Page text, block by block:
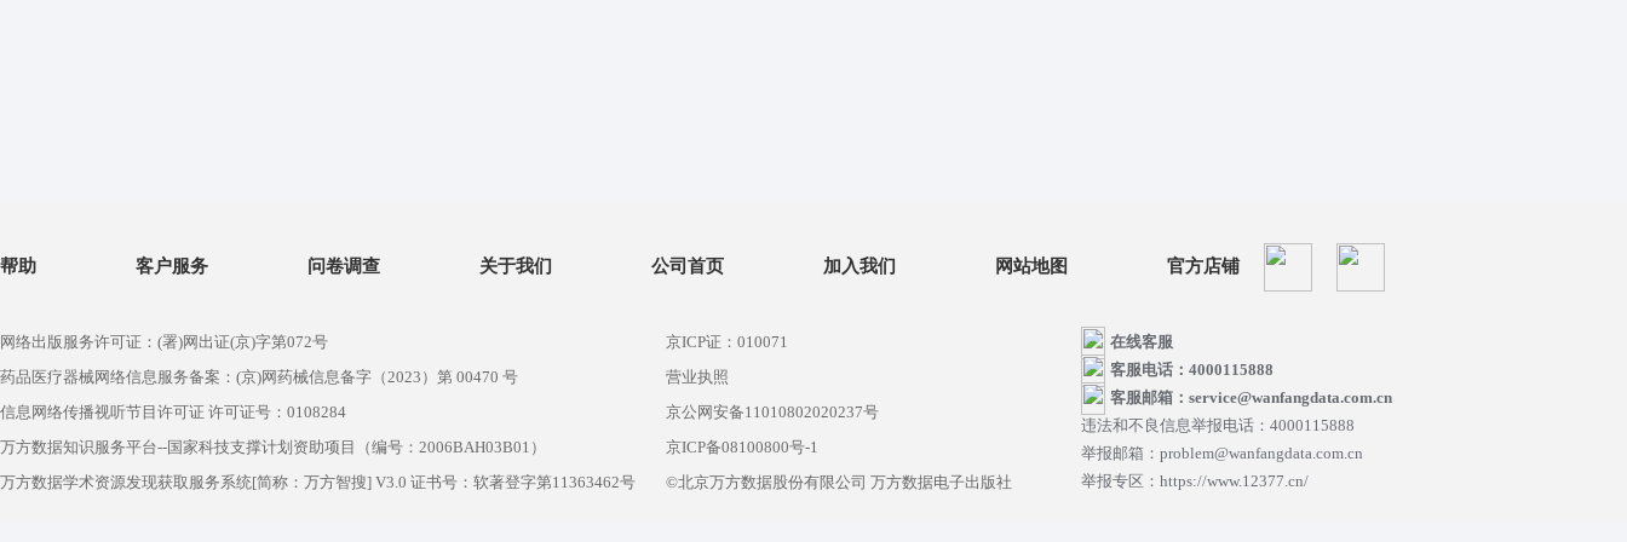
帮助 客户服务 问卷调查 关于我们 公司首页 加入我们 网站地图 官方店铺
网络出版服务许可证：(署)网出证(京)字第072号
药品医疗器械网络信息服务备案：(京)网药械信息备字（2023）第 00470 号
信息网络传播视听节目许可证 许可证号：0108284
万方数据知识服务平台--国家科技支撑计划资助项目（编号：2006BAH03B01）
万方数据学术资源发现获取服务系统[简称：万方智搜] V3.0 证书号：软著登字第11363462号
京ICP证：010071
营业执照
京公网安备11010802020237号
京ICP备08100800号-1
©北京万方数据股份有限公司 万方数据电子出版社
在线客服
客服电话：4000115888
客服邮箱：service@wanfangdata.com.cn
违法和不良信息举报电话：4000115888
举报邮箱：problem@wanfangdata.com.cn
举报专区：https://www.12377.cn/